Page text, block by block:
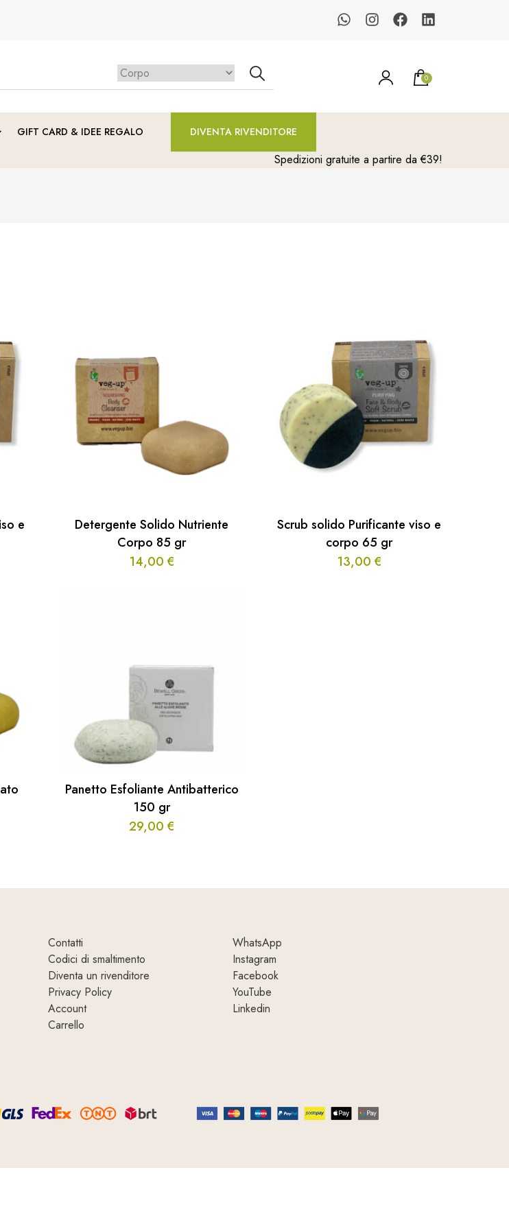
0
GIFT CARD & IDEE REGALO DIVENTA RIVENDITORE
Spedizioni gratuite a partire da €39!
e
Detergente Solido Nutriente
Corpo 85 gr
14,00 €
Scrub solido Purificante viso e
corpo 65 gr
13,00 €
Panetto Esfoliante Antibatterico
150 gr
29,00€
Contatti
Codici di smaltimento
Diventa un rivenditore
Privacy Policy
Account
Carrello
WhatsApp
Instagram
Facebook
YouTube
Linkedin